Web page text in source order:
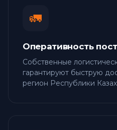
🚛
Оперативность
Собственные
гарантируют быструю
регион Республики